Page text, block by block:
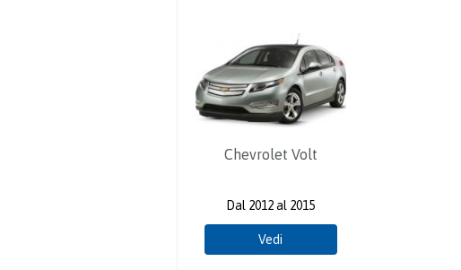
Chevrolet Volt
Dal 2012 al 2015
Vedi